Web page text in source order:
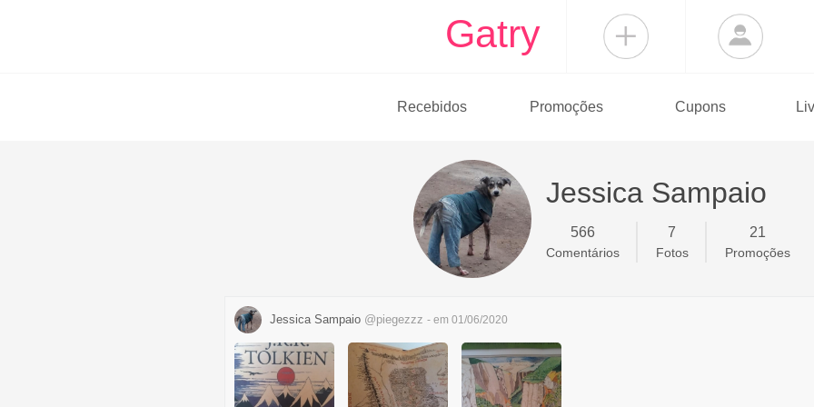
Gatry
Recebidos Promoções Cupons
Jessica Sampaio
566
Comentários
7
Fotos
21
Promoções
Jessica Sampaio @piegezzz - em 01/06/2020